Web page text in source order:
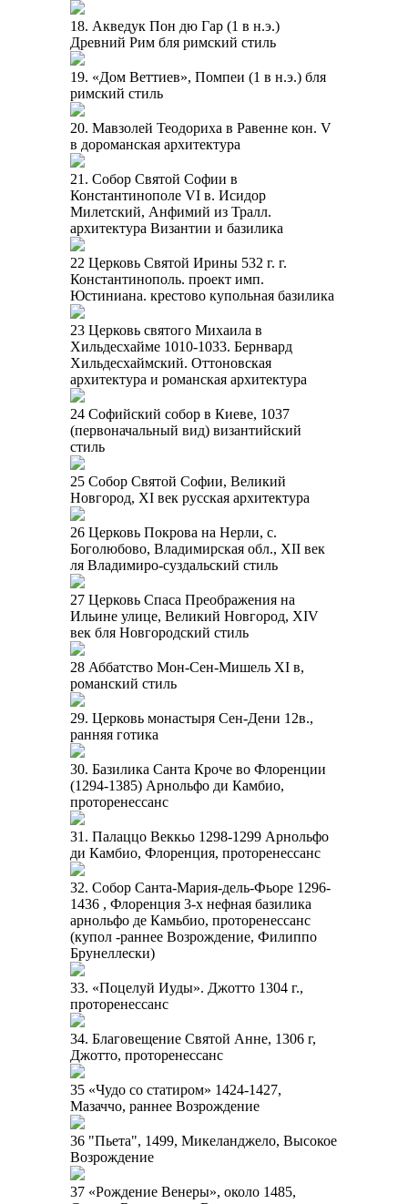
18. Акведук Пон дю Гар (1 в н.э.)
Древний Рим бля римский стиль
19. «Дом Веттиев», Помпеи (1 в н.э.) бля
римский стиль
20. Мавзолей Теодориха в Равенне кон. V
в дороманская архитектура
21. Собор Святой Софии в
Константинополе VI в. Исидор
Милетский, Анфимий из Тралл.
архитектура Византии и базилика
22 Церковь Святой Ирины 532 г. г.
Константинополь. проект имп.
Юстиниана. крестово купольная базилика
23 Церковь святого Михаила в
Хильдесхайме 1010-1033. Бернвард
Хильдесхаймский. Оттоновская
архитектура и романская архитектура
24 Софийский собор в Киеве, 1037
(первоначальный вид) византийский
стиль
25 Собор Святой Софии, Великий
Новгород, XI век русская архитектура
26 Церковь Покрова на Нерли, с.
Боголюбово, Владимирская обл., XII век
ля Владимиро-суздальский стиль
27 Церковь Спаса Преображения на
Ильине улице, Великий Новгород, XIV
век бля Новгородский стиль
28 Аббатство Мон-Сен-Мишель XI в,
романский стиль
29. Церковь монастыря Сен-Дени 12в.,
ранняя готика
30. Базилика Санта Кроче во Флоренции
(1294-1385) Арнольфо ди Камбио,
проторенессанс
31. Палаццо Веккьо 1298-1299 Арнольфо
ди Камбио, Флоренция, проторенессанс
32. Собор Санта-Мария-дель-Фьоре 1296-
1436 , Флоренция 3-х нефная базилика
арнольфо де Камьбио, проторенессанс
(купол -раннее Возрождение, Филиппо
Брунеллески)
33. «Поцелуй Иуды». Джотто 1304 г.,
проторенессанс
34. Благовещение Святой Анне, 1306 г,
Джотто, проторенессанс
35 «Чудо со статиром» 1424-1427,
Мазаччо, раннее Возрождение
36 "Пьета", 1499, Микеланджело, Высокое
Возрождение
37 «Рождение Венеры», около 1485,